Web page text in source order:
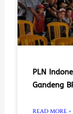
PLN
Gandeng
READ MORE »